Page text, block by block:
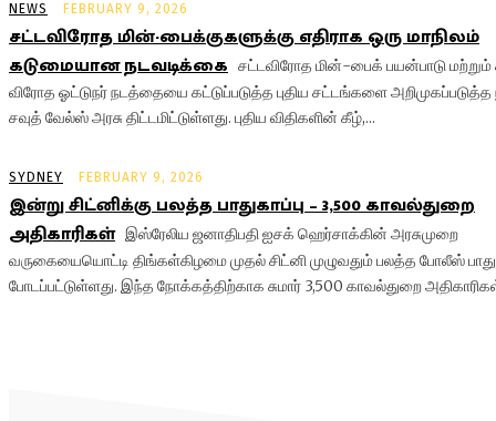
NEWS FEBRUARY 9, 2026
சட்டவிரோத மின்-பைக்குகளுக்கு எதிராக ஒரு மாநிலம்
கடுமையான நடவடிக்கை சட்டவிரோத மின்-பைக் பயன்பாடு மற்றும்
விரோத ஓட்டுநர் நடத்தையை கட்டுப்படுத்த புதிய சட்டங்களை அறிமுகப்படுத்த
சவுத் வேல்ஸ் அரசு திட்டமிட்டுள்ளது. புதிய விதிகளின் கீழ்,...
SYDNEY FEBRUARY 9, 2026
இன்று சிட்னிக்கு பலத்த பாதுகாப்பு – 3,500 காவல்துறை
அதிகாரிகள் இஸ்ரேலிய ஜனாதிபதி ஐசக் ஹெர்சாக்கின் அரசுமுறை
வருகையையொட்டி திங்கள்கிழமை முதல் சிட்னி முழுவதும் பலத்த போலீஸ்
போடப்பட்டுள்ளது. இந்த நோக்கத்திற்காக சுமார் 3,500 காவல்துறை